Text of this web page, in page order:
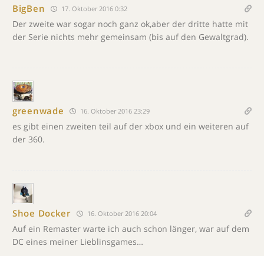
BigBen 17. Oktober 2016 0:32
Der zweite war sogar noch ganz ok,aber der dritte hatte mit
der Serie nichts mehr gemeinsam (bis auf den Gewaltgrad).
greenwade 16. Oktober 2016 23:29
es gibt einen zweiten teil auf der xbox und ein weiteren auf
der 360.
Shoe Docker 16. Oktober 2016 20:04
Auf ein Remaster warte ich auch schon länger, war auf dem
DC eines meiner Lieblinsgames…